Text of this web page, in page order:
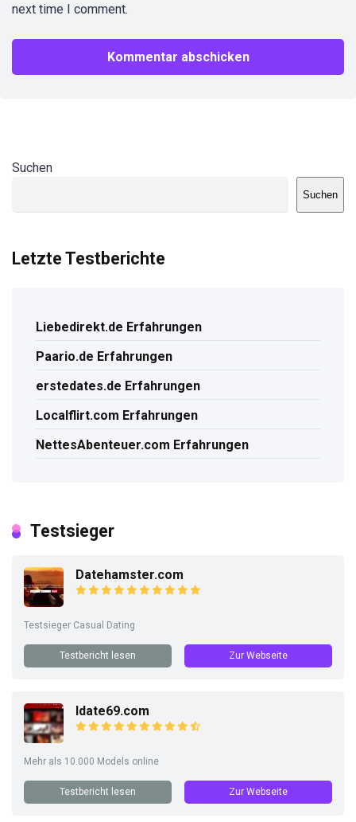
next time I comment.
Suchen
Suchen
Letzte Testberichte
Liebedirekt.de Erfahrungen
Paario.de Erfahrungen
erstedates.de Erfahrungen
Localflirt.com Erfahrungen
NettesAbenteuer.com Erfahrungen
Testsieger
Datehamster.com
Testsieger Casual Dating
Testbericht lesen Zur Webseite
Idate69.com
Mehr als 10.000 Models online
Testbericht lesen Zur Webseite